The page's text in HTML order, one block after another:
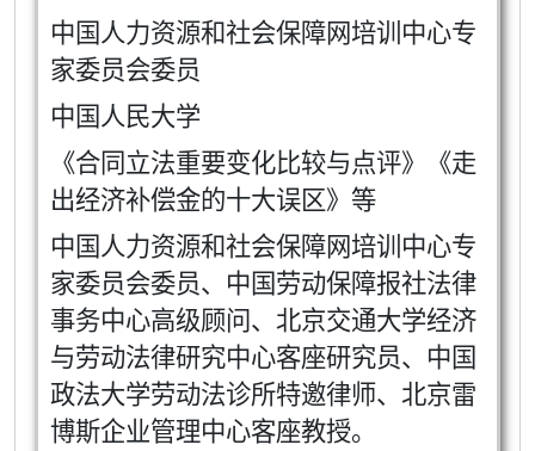
中国人力资源和社会保障网培训中心专
家委员会委员
中国人民大学
《合同立法重要变化比较与点评》《走
出经济补偿金的十大误区》等
中国人力资源和社会保障网培训中心专
家委员会委员、中国劳动保障报社法律
事务中心高级顾问、北京交通大学经济
与劳动法律研究中心客座研究员、中国
政法大学劳动法诊所特邀律师、北京雷
博斯企业管理中心客座教授。